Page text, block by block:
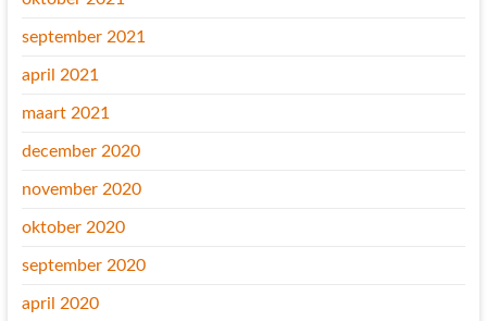
september 2021
april 2021
maart 2021
december 2020
november 2020
oktober 2020
september 2020
april 2020